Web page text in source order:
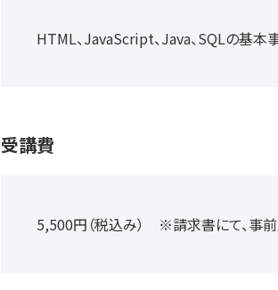
HTML、JavaScript、Java、SQLの基本
受講費
5,500円（税込み） ※請求書にて、事前